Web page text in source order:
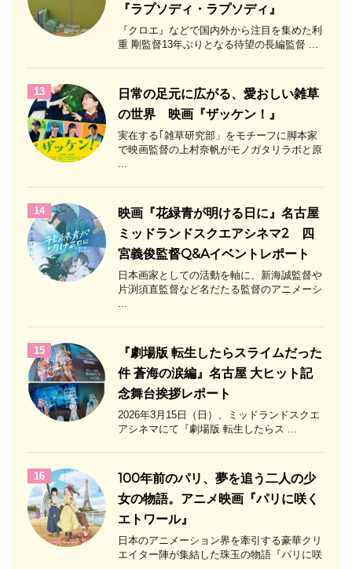
『ラプソディ・ラプソディ』
『クロエ』などで国内外から注目を集めた利
重 剛監督13年ぶりとなる待望の長編監督 ...
13
日常の足元に広がる、愛おしい雑草
の世界 映画『ザッケン！』
実在する｢雑草研究部」をモチーフに脚本家
で映画監督の上村奈帆がモノガタリラボと原
14
映画『花緑青が明ける日に』名古屋
ミッドランドスクエアシネマ2 四
宮義俊監督Q&Aイベントレポート
日本画家としての活動を軸に、新海誠監督や
片渕須直監督など名だたる監督のアニメーシ
15
『劇場版 転生したらスライムだった
件 蒼海の涙編』名古屋 大ヒット記
念舞台挨拶レポート
2026年3月15日（日）、ミッドランドスクエ
アシネマにて『劇場版 転生したらス ...
16
100年前のパリ、夢を追う二人の少
女の物語。アニメ映画『パリに咲く
エトワール』
日本のアニメーション界を牽引する豪華クリ
エイター陣が集結した珠玉の物語『パリに咲